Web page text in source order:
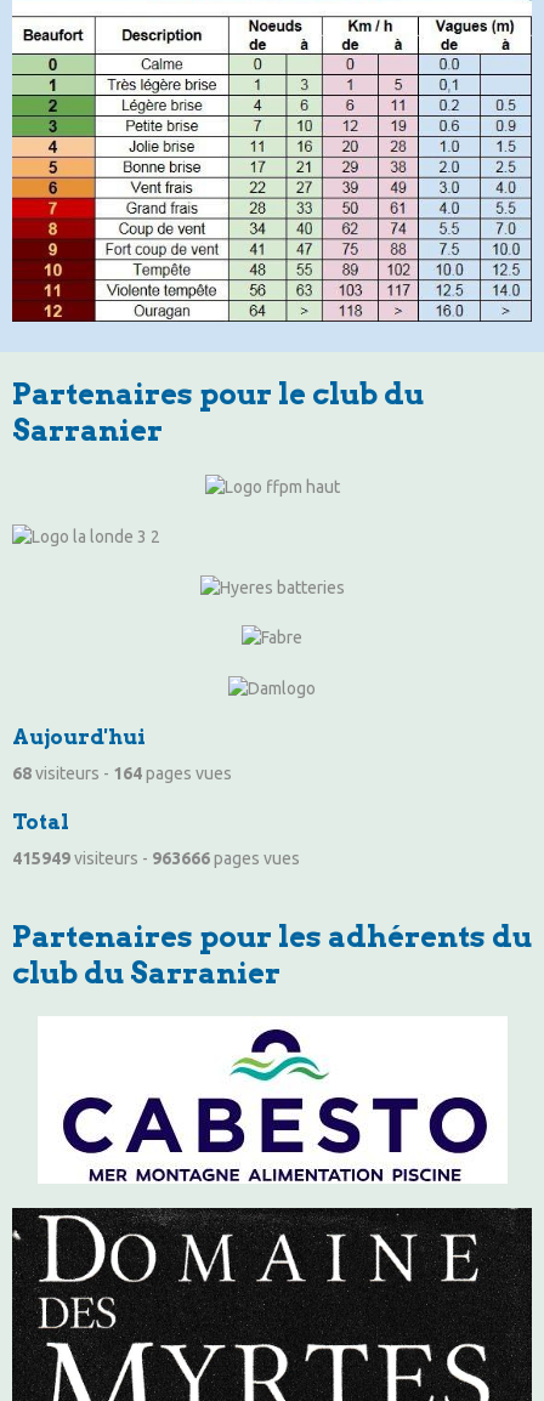
Partenaires pour le club du
Sarranier
Aujourd'hui
68visiteurs - 164pages vues
Total
415949visiteurs - 963666pages vues
Partenaires pour les adhérents du
club du Sarranier